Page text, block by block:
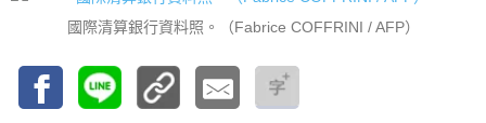
國際清算銀行資料照。（Fabrice COFFRINI / AFP）